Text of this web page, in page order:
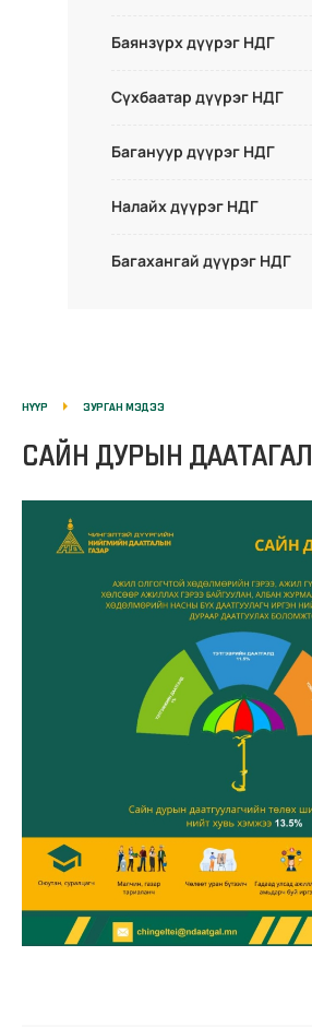
Баянзүрх дүүрэг НДГ
Сүхбаатар дүүрэг НДГ
Багануур дүүрэг НДГ
Налайх дүүрэг НДГ
Багахангай дүүрэг НДГ
НҮҮР ЗУРГАН МЭДЭЭ
САЙН ДУРЫН ДААТАГАЛ